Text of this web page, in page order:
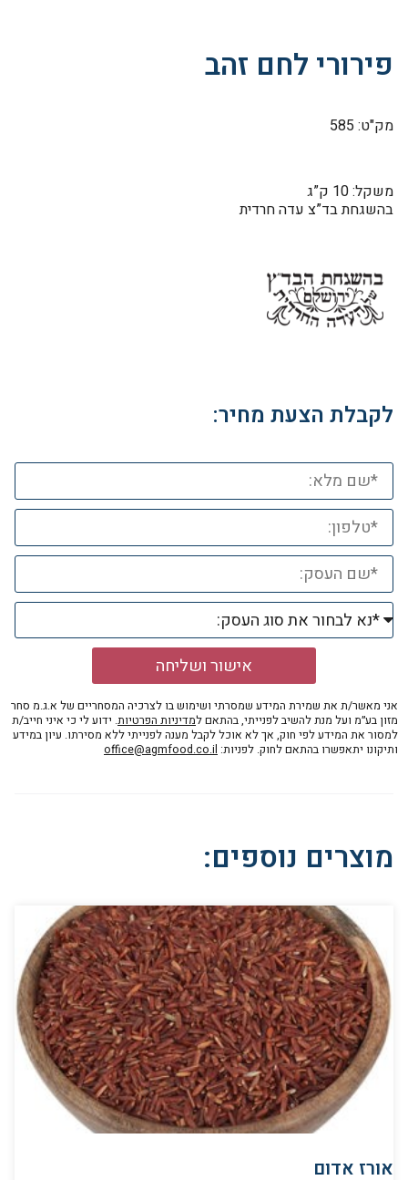
פירורי לחם זהב
מק"ט: 585
משקל: 10 ק”ג
בהשגחת בד”צ עדה חרדית
לקבלת הצעת מחיר:
אישור ושליחה
אני מאשר/ת את שמירת המידע שמסרתי ושימוש בו לצרכיה המסחריים של א.ג.מ סחר
מזון בע״מ ועל מנת להשיב לפנייתי, בהתאם למדיניות הפרטיות. ידוע לי כי איני חייב/ת
למסור את המידע לפי חוק, אך לא אוכל לקבל מענה לפנייתי ללא מסירתו. עיון במידע
ותיקונו יתאפשרו בהתאם לחוק. לפניות: office@agmfood.co.il
מוצרים נוספים:
אורז אדום